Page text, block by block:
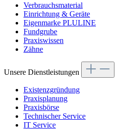
Verbrauchsmaterial
Einrichtung & Geräte
Eigenmarke PLULINE
Fundgrube
Praxiswissen
Zähne
Unsere Dienstleistungen
Existenzgründung
Praxisplanung
Praxisbörse
Technischer Service
IT Service